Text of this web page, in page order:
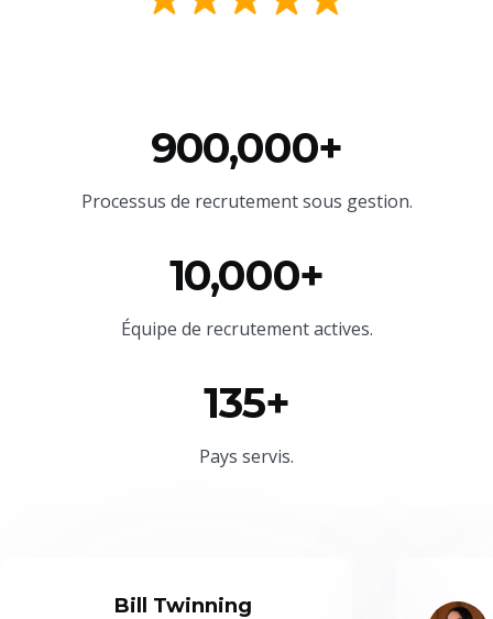
900,000+
Processus de recrutement sous gestion.
10,000+
Équipe de recrutement actives.
135+
Pays servis.
Bill Twinning